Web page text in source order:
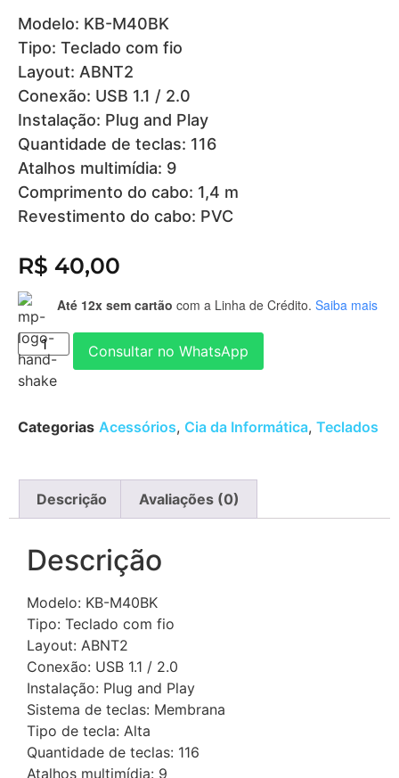
Modelo: KB-M40BK
Tipo: Teclado com fio
Layout: ABNT2
Conexão: USB 1.1 / 2.0
Instalação: Plug and Play
Quantidade de teclas: 116
Atalhos multimídia: 9
Comprimento do cabo: 1,4 m
Revestimento do cabo: PVC
R$ 40,00
Até 12x sem cartão com a Linha de Crédito. Saiba mais
Consultar no WhatsApp
Categorias Acessórios, Cia da Informática, Teclados
Descrição Avaliações (0)
Descrição
Modelo: KB-M40BK
Tipo: Teclado com fio
Layout: ABNT2
Conexão: USB 1.1 / 2.0
Instalação: Plug and Play
Sistema de teclas: Membrana
Tipo de tecla: Alta
Quantidade de teclas: 116
Atalhos multimídia: 9